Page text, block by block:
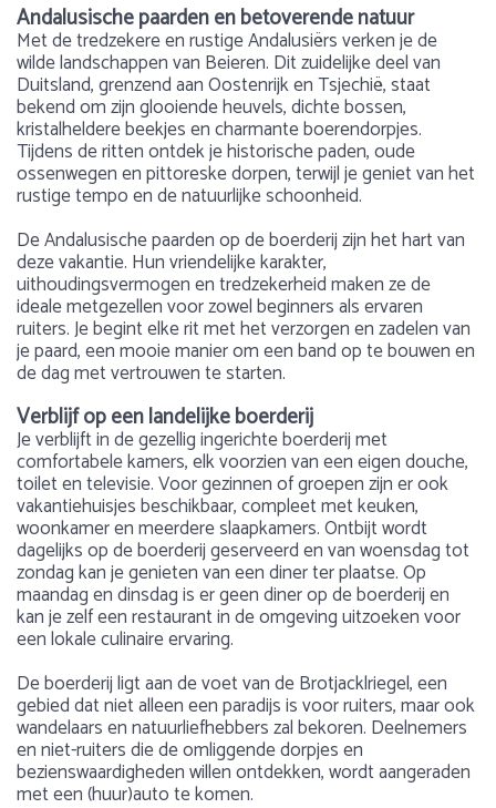
Andalusische paarden en betoverende natuur
Met de tredzekere en rustige Andalusiërs verken je de
wilde landschappen van Beieren. Dit zuidelijke deel van
Duitsland, grenzend aan Oostenrijk en Tsjechië, staat
bekend om zijn glooiende heuvels, dichte bossen,
kristalheldere beekjes en charmante boerendorpjes.
Tijdens de ritten ontdek je historische paden, oude
ossenwegen en pittoreske dorpen, terwijl je geniet van het
rustige tempo en de natuurlijke schoonheid.
De Andalusische paarden op de boerderij zijn het hart van
deze vakantie. Hun vriendelijke karakter,
uithoudingsvermogen en tredzekerheid maken ze de
ideale metgezellen voor zowel beginners als ervaren
ruiters. Je begint elke rit met het verzorgen en zadelen van
je paard, een mooie manier om een band op te bouwen en
de dag met vertrouwen te starten.
Verblijf op een landelijke boerderij
Je verblijft in de gezellig ingerichte boerderij met
comfortabele kamers, elk voorzien van een eigen douche,
toilet en televisie. Voor gezinnen of groepen zijn er ook
vakantiehuisjes beschikbaar, compleet met keuken,
woonkamer en meerdere slaapkamers. Ontbijt wordt
dagelijks op de boerderij geserveerd en van woensdag tot
zondag kan je genieten van een diner ter plaatse. Op
maandag en dinsdag is er geen diner op de boerderij en
kan je zelf een restaurant in de omgeving uitzoeken voor
een lokale culinaire ervaring.
De boerderij ligt aan de voet van de Brotjacklriegel, een
gebied dat niet alleen een paradijs is voor ruiters, maar ook
wandelaars en natuurliefhebbers zal bekoren. Deelnemers
en niet-ruiters die de omliggende dorpjes en
bezienswaardigheden willen ontdekken, wordt aangeraden
met een (huur)auto te komen.